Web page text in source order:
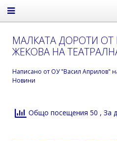
МАЛКАТА ДОРОТИ ОТ
ЖЕКОВА НА
Написано от ОУ "Васил Априлов"
Новини
Общо посещения 50 , За